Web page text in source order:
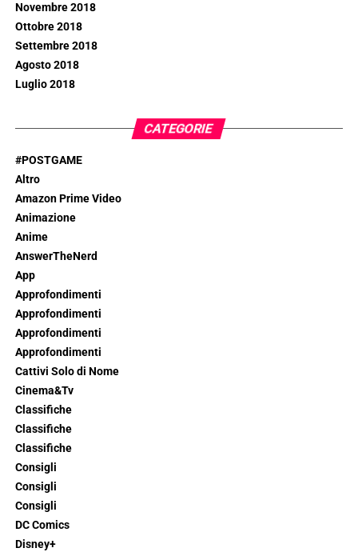
Novembre 2018
Ottobre 2018
Settembre 2018
Agosto 2018
Luglio 2018
CATEGORIE
#POSTGAME
Altro
Amazon Prime Video
Animazione
Anime
AnswerTheNerd
App
Approfondimenti
Approfondimenti
Approfondimenti
Approfondimenti
Cattivi Solo di Nome
Cinema&Tv
Classifiche
Classifiche
Classifiche
Consigli
Consigli
Consigli
DC Comics
Disney+